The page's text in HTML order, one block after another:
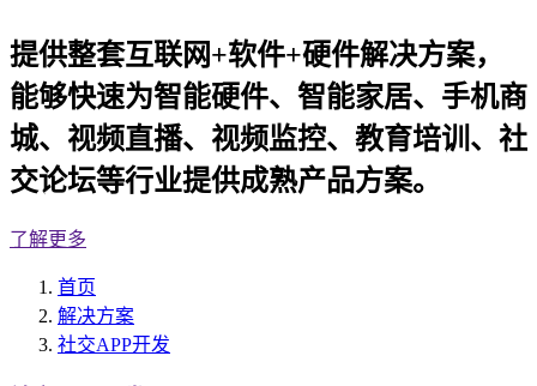
提供整套互联网+软件+硬件解决方案，
能够快速为智能硬件、智能家居、手机商
城、视频直播、视频监控、教育培训、社
交论坛等行业提供成熟产品方案。
了解更多
首页
解决方案
社交APP开发